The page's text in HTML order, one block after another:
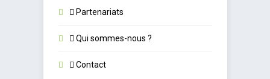
Partenariats
Qui sommes-nous ?
Contact